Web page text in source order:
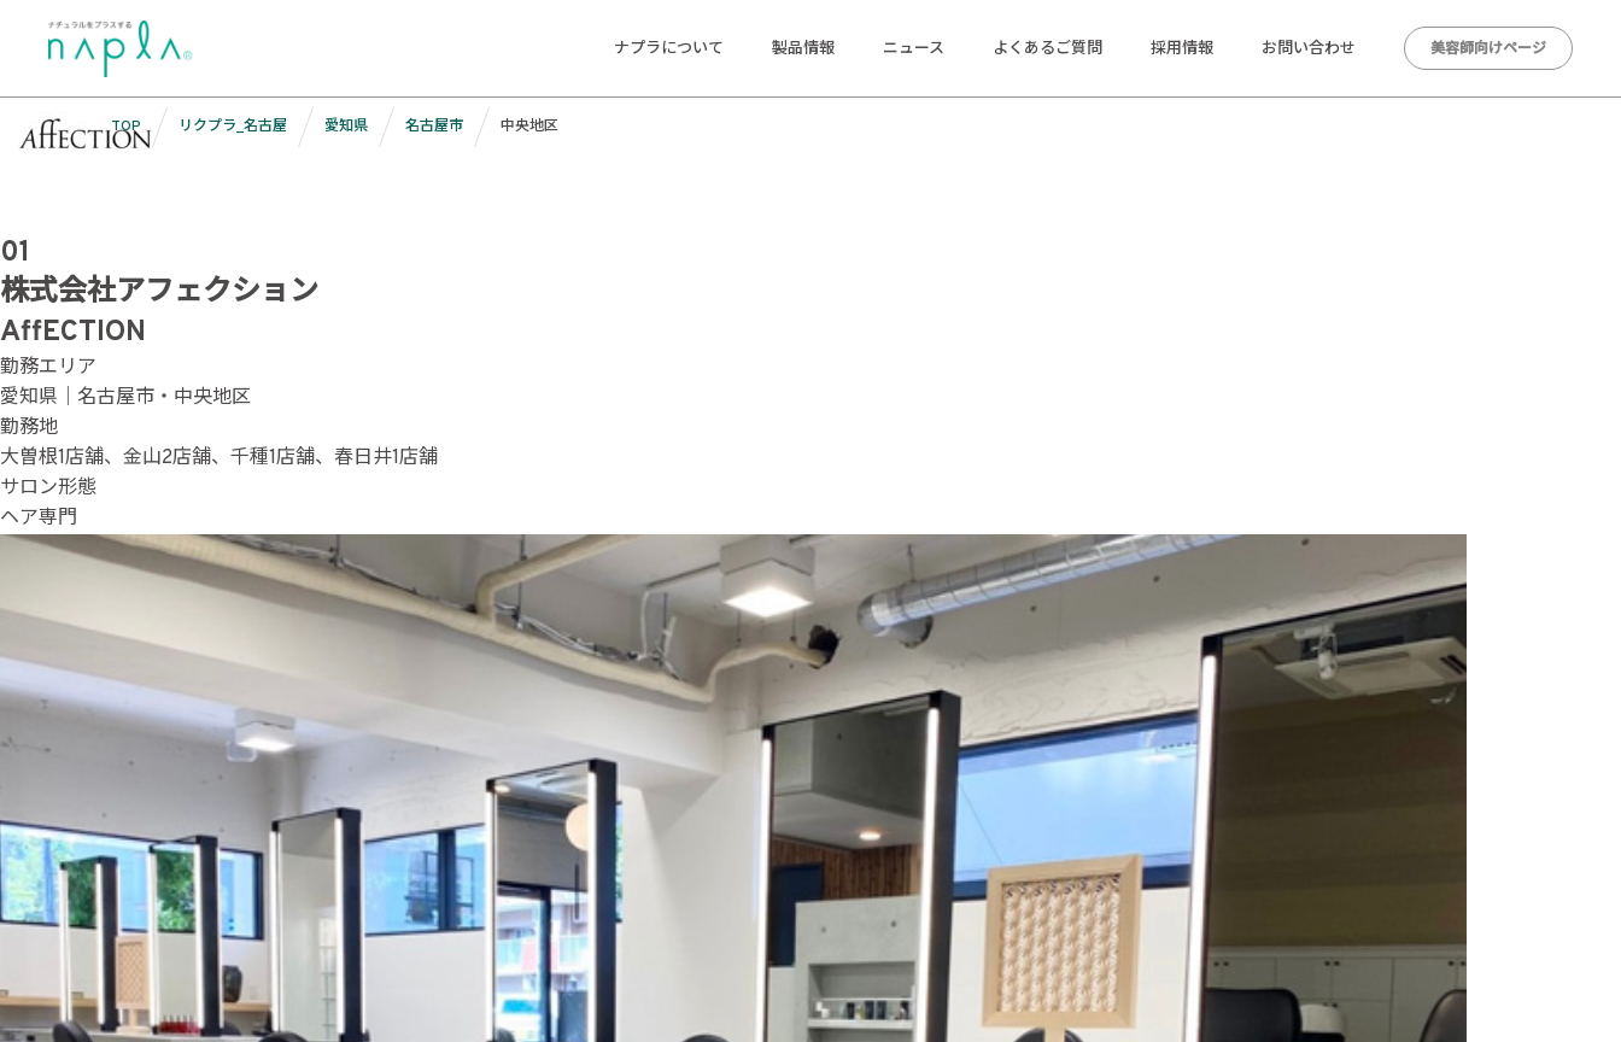
ナプラについて 製品情報 ニュース よくあるご質問 採用情報 お問い合わせ 美容師向けページ
勤務エリア:
01
株式会社アフェクション
AffECTION
勤務エリア
愛知県｜名古屋市・中央地区
勤務地
大曽根1店舗、金山2店舗、千種1店舗、春日井1店舗
サロン形態
ヘア専門
TOP リクプラ_名古屋 愛知県 名古屋市 中央地区